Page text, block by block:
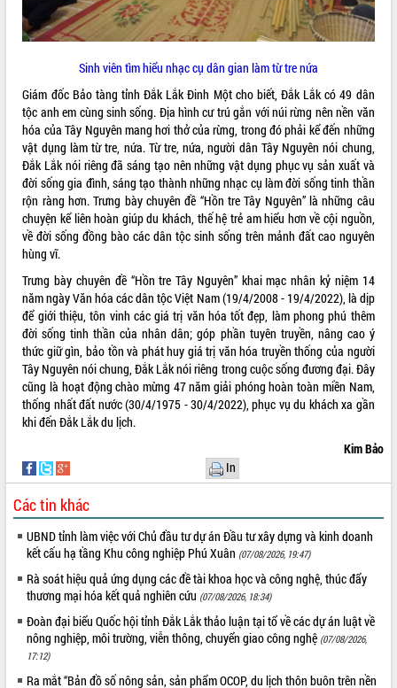
Sinh viên tìm hiểu nhạc cụ dân gian làm từ tre nứa
Giám đốc Bảo tàng tỉnh Đắk Lắk Đinh Một cho biết, Đắk Lắk có 49 dân
tộc anh em cùng sinh sống. Địa hình cư trú gắn với núi rừng nên nền văn
hóa của Tây Nguyên mang hơi thở của rừng, trong đó phải kể đến những
vật dụng làm từ tre, nứa. Từ tre, nứa, người dân Tây Nguyên nói chung,
Đắk Lắk nói riêng đã sáng tạo nên những vật dụng phục vụ sản xuất và
đời sống gia đình, sáng tạo thành những nhạc cụ làm đời sống tinh thần
rộn ràng hơn. Trưng bày chuyên đề “Hồn tre Tây Nguyên” là những câu
chuyện kể liên hoàn giúp du khách, thế hệ trẻ am hiểu hơn về cội nguồn,
về đời sống đồng bào các dân tộc sinh sống trên mảnh đất cao nguyên
hùng vĩ.
Trưng bày chuyên đề “Hồn tre Tây Nguyên” khai mạc nhân kỷ niệm 14
năm ngày Văn hóa các dân tộc Việt Nam (19/4/2008 - 19/4/2022), là dịp
để giới thiệu, tôn vinh các giá trị văn hóa tốt đẹp, làm phong phú thêm
đời sống tinh thần của nhân dân; góp phần tuyên truyền, nâng cao ý
thức giữ gìn, bảo tồn và phát huy giá trị văn hóa truyền thống của người
Tây Nguyên nói chung, Đắk Lắk nói riêng trong cuộc sống đương đại. Đây
cũng là hoạt động chào mừng 47 năm giải phóng hoàn toàn miền Nam,
thống nhất đất nước (30/4/1975 - 30/4/2022), phục vụ du khách xa gần
khi đến Đắk Lắk du lịch.
Kim Bảo
In
Các tin khác
UBND tỉnh làm việc với Chủ đầu tư dự án Đầu tư xây dựng và kinh doanh
kết cấu hạ tầng Khu công nghiệp Phú Xuân (07/08/2026, 19:47)
Rà soát hiệu quả ứng dụng các đề tài khoa học và công nghệ, thúc đẩy
thương mại hóa kết quả nghiên cứu (07/08/2026, 18:34)
Đoàn đại biểu Quốc hội tỉnh Đắk Lắk thảo luận tại tổ về các dự án luật về
nông nghiệp, môi trường, viễn thông, chuyển giao công nghệ (07/08/2026,
17:12)
Ra mắt “Bản đồ số nông sản, sản phẩm OCOP, du lịch thôn buôn trên nền